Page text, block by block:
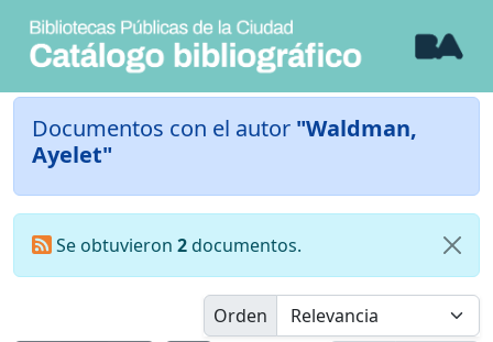
Documentos con el autor "Waldman,
Ayelet"
Se obtuvieron 2documentos.
Orden